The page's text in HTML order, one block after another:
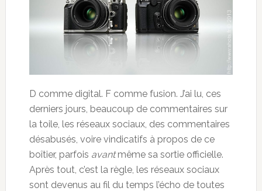
D comme digital. F comme fusion. J’ai lu, ces
derniers jours, beaucoup de commentaires sur
la toile, les réseaux sociaux, des commentaires
désabusés, voire vindicatifs à propos de ce
boîtier, parfois avantmême sa sortie officielle.
Après tout, c’est la règle, les réseaux sociaux
sont devenus au fil du temps l’écho de toutes